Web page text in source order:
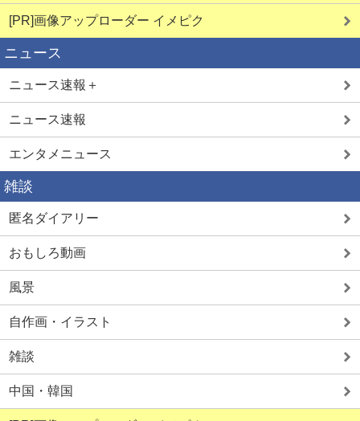
ママ活中出し
[PR]画像アップローダー イメピク
ニュース
ニュース速報＋
ニュース速報
エンタメニュース
雑談
匿名ダイアリー
おもしろ動画
風景
自作画・イラスト
雑談
中国・韓国